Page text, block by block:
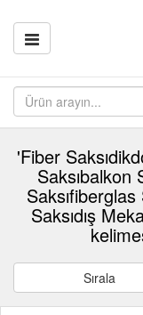
'Fiber
Saksıbalkon
Saksıdış
Sırala